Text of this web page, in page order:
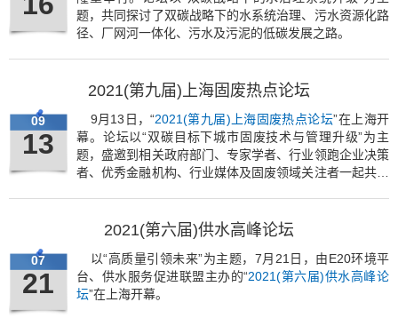
题，共同探讨了双碳战略下的水系统治理、污水资源化路
径、厂网河一体化、污水及污泥的低碳发展之路。
2021(第九届)上海固废热点论坛
09
13
9月13日，“2021(第九届)上海固废热点论坛”在上海开
幕。论坛以“双碳目标下城市固废技术与管理升级”为主
题，盛邀到相关政府部门、专家学者、行业领跑企业决策
者、优秀金融机构、行业媒体及固废领域关注者一起共襄
2021(第六届)供水高峰论坛
07
21
以“高质量引领未来”为主题，7月21日，由E20环境平
台、供水服务促进联盟主办的“2021(第六届)供水高峰论
坛”在上海开幕。